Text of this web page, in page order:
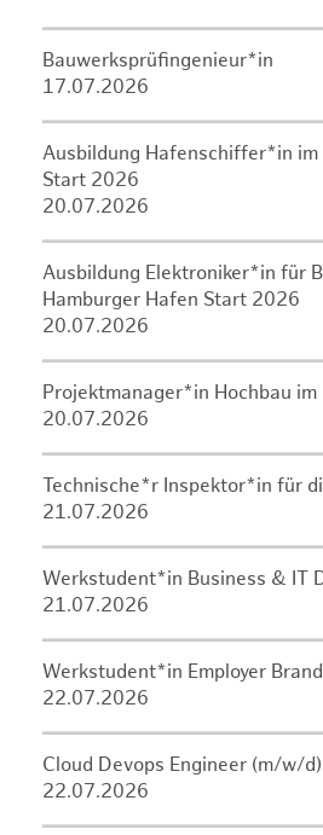
Bauwerksprüfingenieur*in
17.07.2026
Ausbildung Hafenschiffer*in im
Start 2026
20.07.2026
Ausbildung Elektroniker*in für
Hamburger Hafen Start 2026
20.07.2026
Projektmanager*in Hochbau im
20.07.2026
Technische*r Inspektor*in für
21.07.2026
Werkstudent*in Business & IT
21.07.2026
Werkstudent*in Employer
22.07.2026
Cloud Devops Engineer (m/w/d)
22.07.2026